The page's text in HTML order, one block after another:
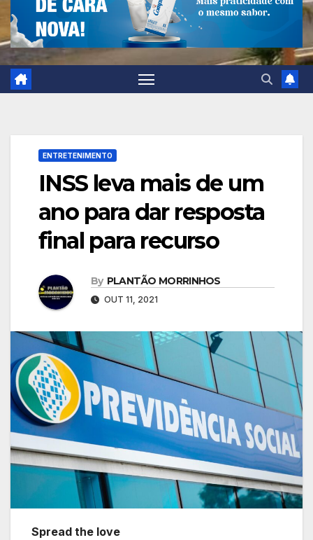
ENTRETENIMENTO
INSS leva mais de um
ano para dar resposta
final para recurso
By PLANTÃO MORRINHOS
OUT 11, 2021
Spread the love